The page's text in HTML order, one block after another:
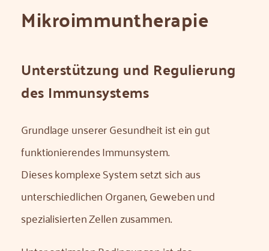
Mikroimmun­therapie
Unterstützung und Regulierung
des Immunsystems
Grundlage unserer Gesundheit ist ein gut
funktionierendes Immunsystem.
Dieses komplexe System setzt sich aus
unterschiedlichen Organen, Geweben und
spezialisierten Zellen zusammen.